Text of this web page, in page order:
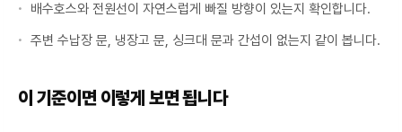
배수호스와 전원선이 자연스럽게 빠질 방향이 있는지 확인합니다.
주변 수납장 문, 냉장고 문, 싱크대 문과 간섭이 없는지 같이 봅니다.
이 기준이면 이렇게 보면 됩니다